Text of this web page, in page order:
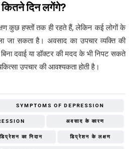
दिन लगेंगे?
कुछ हफ्तों तक ही रहते हैं, लेकिन कई लोगों के
जा सकता है। अवसाद का उपचार व्यक्ति की
दवाई या डॉक्टर की मदद के भी निपट सकते
उपचार की आवश्यकता होती है।
SYMPTOMS OF DEPRESSION
अवसाद के कारण
डिप्रेशन का निदान डिप्रेशन के लक्षण